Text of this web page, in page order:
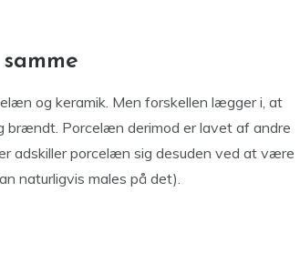
og keramik. Men forskellen lægger i, at
brændt. Porcelæn derimod er lavet af andre
adskiller porcelæn sig desuden ved at være
naturligvis males på det).